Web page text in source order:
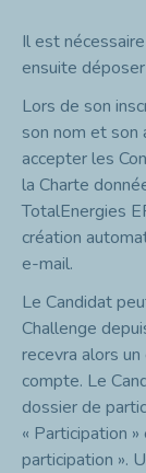
Il est
ensuite
Lors de son
son nom et son
accepter les
la Charte
TotalEnergies
création
e-mail.
Le Candidat
Challenge
recevra alors
compte. Le
dossier de
« Participation
participation ».